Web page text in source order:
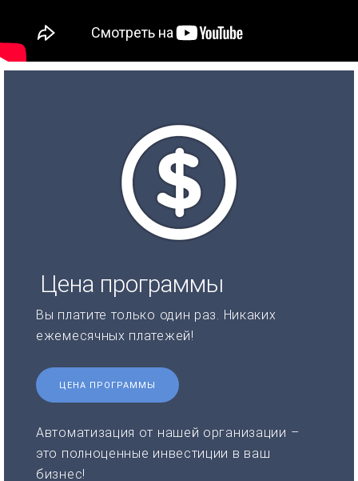
Цена программы
Вы платите только один раз. Никаких
ежемесячных платежей!
ЦЕНА ПРОГРАММЫ
Автоматизация от нашей организации –
это полноценные инвестиции в ваш
бизнес!